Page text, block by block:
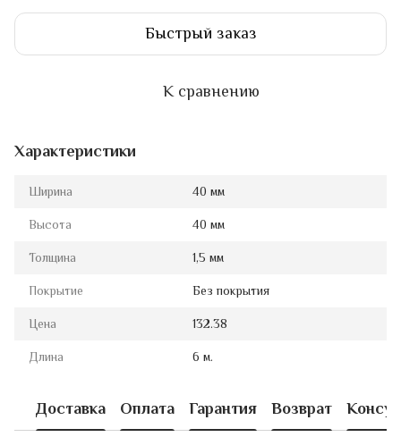
Быстрый заказ
К сравнению
Характеристики
Ширина 40 мм
Высота 40 мм
Толщина 1,5 мм
Покрытие Без покрытия
Цена 132.38
Длина 6 м.
Доставка Оплата Гарантия Возврат